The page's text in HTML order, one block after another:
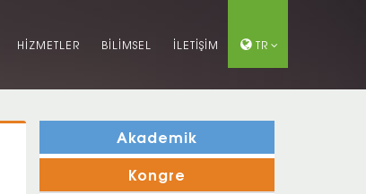
HİZMETLER BİLİMSEL İLETİŞİM TR
Akademik
Kongre